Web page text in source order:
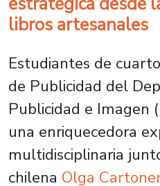
libros artesanales
Estudiantes de
de Publicidad del
Publicidad e Imagen
una enriquecedora
multidisciplinaria
chilena Olga